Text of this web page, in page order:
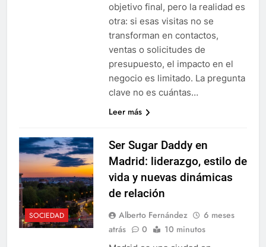
objetivo final, pero la realidad es
otra: si esas visitas no se
transforman en contactos,
ventas o solicitudes de
presupuesto, el impacto en el
negocio es limitado. La pregunta
clave no es cuántas…
Leer más
SOCIEDAD
Ser Sugar Daddy en
Madrid: liderazgo, estilo de
vida y nuevas dinámicas
de relación
Alberto Fernández
6 meses
atrás
0 10 minutos